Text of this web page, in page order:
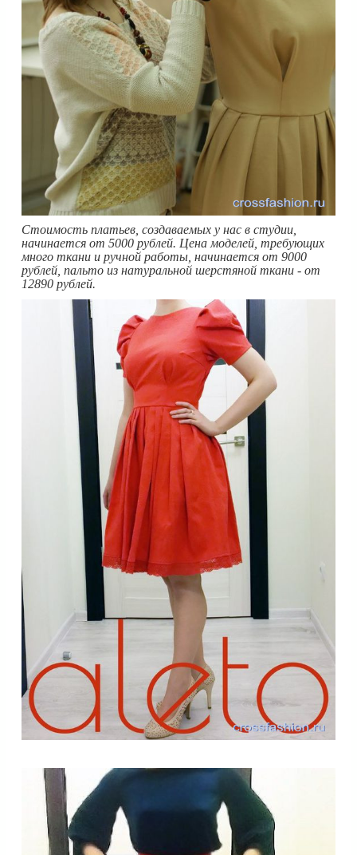
Стоимость платьев, создаваемых у нас в студии,
начинается от 5000 рублей. Цена моделей, требующих
много ткани и ручной работы, начинается от 9000
рублей, пальто из натуральной шерстяной ткани - от
12890 рублей.